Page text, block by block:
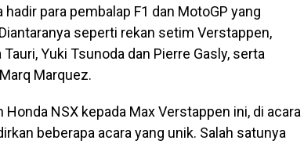
para pembalap F1 dan MotoGP yang
seperti rekan setim Verstappen,
Yuki Tsunoda dan Pierre Gasly, serta
Marquez.
NSX kepada Max Verstappen ini, di acara
beberapa acara yang unik. Salah satunya